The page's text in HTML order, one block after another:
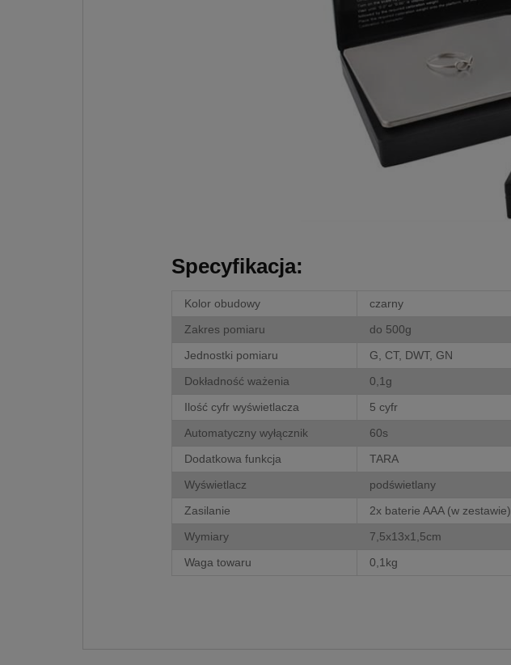
Specyfikacja:
Kolor obudowy
czarny
Zakres pomiaru
do 500g
Jednostki pomiaru
G, CT, DWT, GN
Dokładność ważenia
0,1g
Ilość cyfr wyświetlacza
5 cyfr
Automatyczny wyłącznik
60s
Dodatkowa funkcja
TARA
Wyświetlacz
podświetlany
Zasilanie
2x baterie AAA (w zestawie)
Wymiary
7,5x13x1,5cm
Waga towaru
0,1kg